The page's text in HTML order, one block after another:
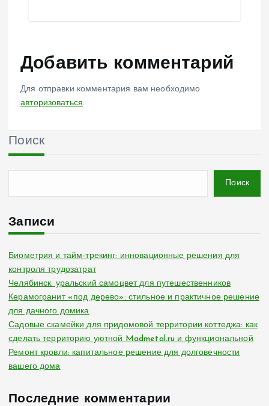
Добавить комментарий
Для отправки комментария вам необходимо
авторизоваться.
Поиск
Поиск
Записи
Биометрия и тайм-трекинг: инновационные решения для
контроля трудозатрат
Челябинск: уральский самоцвет для путешественников
Керамогранит «под дерево»: стильное и практичное решение
для дачного домика
Садовые скамейки для придомовой территории коттеджа: как
сделать территорию уютной Madmetal.ru и функциональной
Ремонт кровли: капитальное решение для долговечности
вашего дома
Последние комментарии